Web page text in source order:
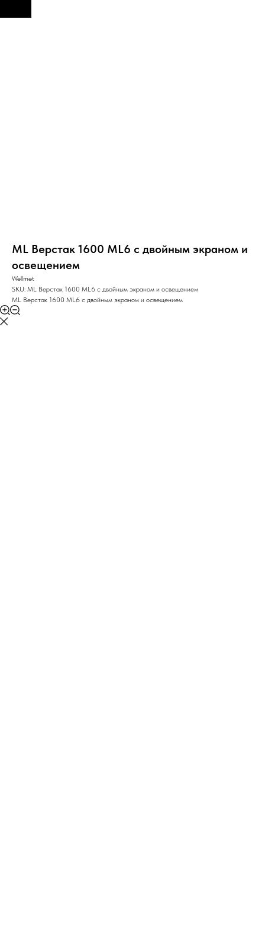
ML Верстак 1600 ML6 с двойным экраном и
освещением
Wellmet
SKU: ML Верстак 1600 ML6 с двойным экраном и освещением
ML Верстак 1600 ML6 с двойным экраном и освещением